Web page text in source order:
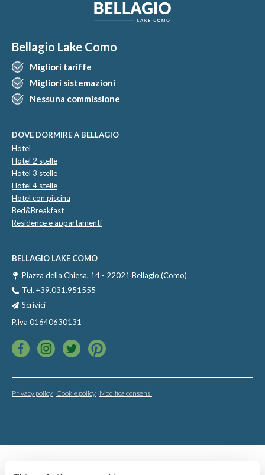
Bellagio Lake Como
Migliori tariffe
Migliori sistemazioni
Nessuna commissione
DOVE DORMIRE A BELLAGIO
Hotel
Hotel 2 stelle
Hotel 3 stelle
Hotel 4 stelle
Hotel con piscina
Bed&Breakfast
Residence e appartamenti
BELLAGIO LAKE COMO
Piazza della Chiesa, 14 - 22021 Bellagio (Como)
Tel. +39.031.951555
Scrivici
P.Iva 01640630131
Privacy policy Cookie policy Modifica consensi